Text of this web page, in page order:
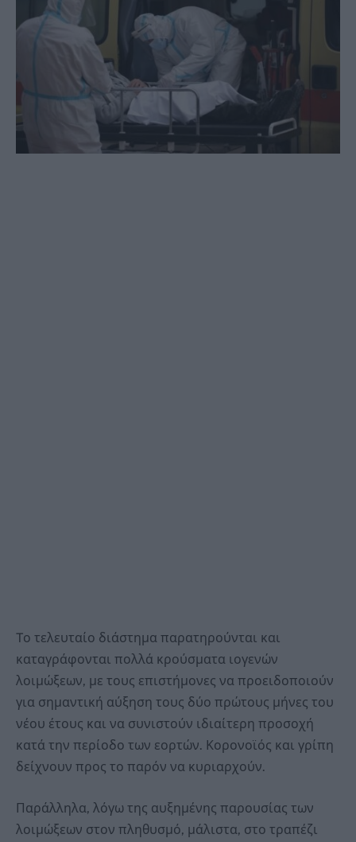
Tο τελευταίο διάστημα παρατηρούνται και
καταγράφονται πολλά κρούσματα ιογενών
λοιμώξεων, με τους επιστήμονες να προειδοποιούν
για σημαντική αύξηση τους δύο πρώτους μήνες του
νέου έτους και να συνιστούν ιδιαίτερη προσοχή
κατά την περίοδο των εορτών. Κορονοϊός και γρίπη
δείχνουν προς το παρόν να κυριαρχούν.
Παράλληλα, λόγω της αυξημένης παρουσίας των
λοιμώξεων στον πληθυσμό, μάλιστα, στο τραπέζι